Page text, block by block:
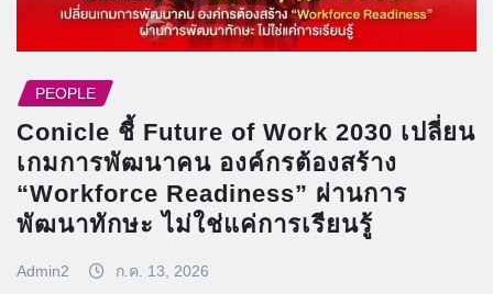
PEOPLE
Conicle ชี้ Future of Work 2030 เปลี่ยน
เกมการพัฒนาคน องค์กรต้องสร้าง
“Workforce Readiness” ผ่านการ
พัฒนาทักษะ ไม่ใช่แค่การเรียนรู้
Admin2 ก.ค. 13, 2026